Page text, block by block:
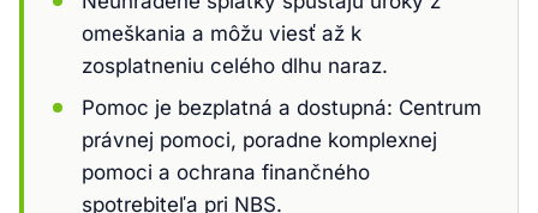
omeškania a môžu viesť až k
zosplatneniu celého dlhu naraz.
Pomoc je bezplatná a dostupná: Centrum
právnej pomoci, poradne komplexnej
pomoci a ochrana finančného
spotrebiteľa pri NBS.